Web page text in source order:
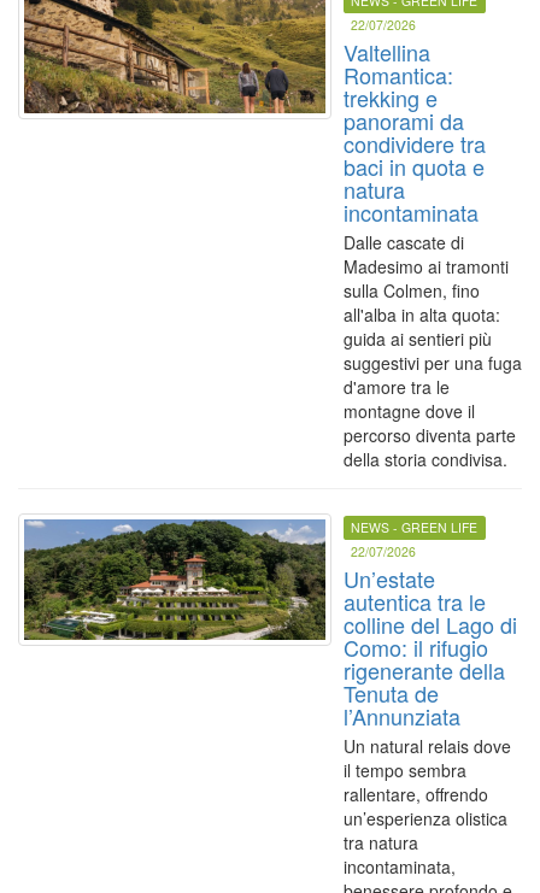
22/07/2026
Valtellina
Romantica:
trekking e
panorami da
condividere tra
baci in quota e
natura
incontaminata
Dalle cascate di
Madesimo ai tramonti
sulla Colmen, fino
all'alba in alta quota:
guida ai sentieri più
suggestivi per una fuga
d'amore tra le
montagne dove il
percorso diventa parte
della storia condivisa.
NEWS - GREEN LIFE
22/07/2026
Un’estate
autentica tra le
colline del Lago di
Como: il rifugio
rigenerante della
Tenuta de
l’Annunziata
Un natural relais dove
il tempo sembra
rallentare, offrendo
un’esperienza olistica
tra natura
incontaminata,